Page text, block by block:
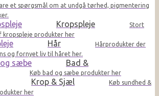
et spørgsmål om at undgå tørhed, pigmentering
Kropspleje
Stort
kropspleje produkter her
Hår
Hårprodukter der
og fornyet liv til håret her.
Bad &
Køb bad og sæbe produkter her
Krop & Sjæl
Køb sundhed &
her